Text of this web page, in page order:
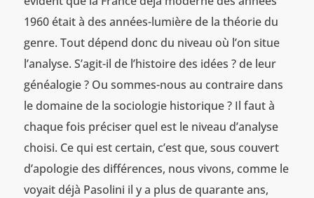
1960 était à des années-lumière de la théorie du
genre. Tout dépend donc du niveau où l’on situe
l’analyse. S’agit-il de l’histoire des idées ? de leur
généalogie ? Ou sommes-nous au contraire dans
le domaine de la sociologie historique ? Il faut à
chaque fois préciser quel est le niveau d’analyse
choisi. Ce qui est certain, c’est que, sous couvert
d’apologie des différences, nous vivons, comme le
voyait déjà Pasolini il y a plus de quarante ans,